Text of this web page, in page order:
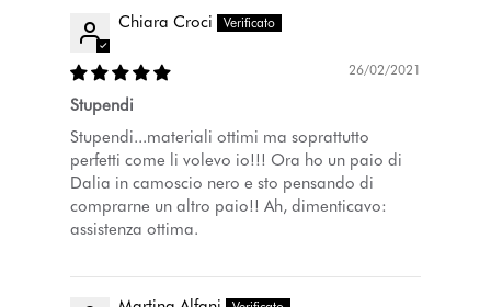
Chiara Croci
26/02/2021
Stupendi
Stupendi...materiali ottimi ma soprattutto
perfetti come li volevo io!!! Ora ho un paio di
Dalia in camoscio nero e sto pensando di
comprarne un altro paio!! Ah, dimenticavo:
assistenza ottima.